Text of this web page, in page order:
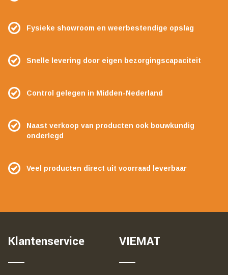
Fysieke showroom en weerbestendige opslag
Snelle levering door eigen bezorgingscapaciteit
Control gelegen in Midden-Nederland
Naast verkoop van producten ook bouwkundig
onderlegd
Veel producten direct uit voorraad leverbaar
Klantenservice VIEMAT